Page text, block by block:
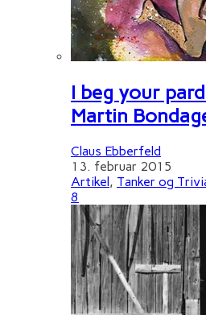
I beg your
Martin
Claus Ebberfeld
13. februar 2015
Artikel, Tanker og
8